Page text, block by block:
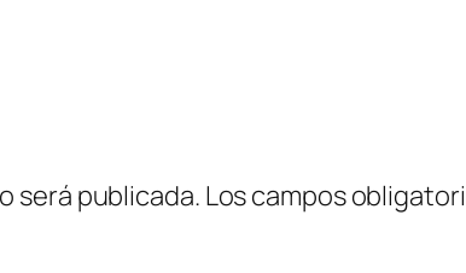
será publicada. Los campos